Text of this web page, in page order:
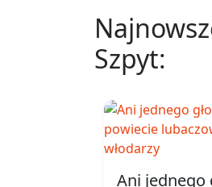
Szpyt:
Ani jednego